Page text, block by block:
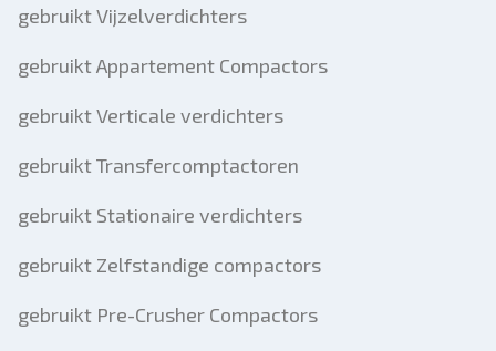
gebruikt Vijzelverdichters
gebruikt Appartement Compactors
gebruikt Verticale verdichters
gebruikt Transfercomptactoren
gebruikt Stationaire verdichters
gebruikt Zelfstandige compactors
gebruikt Pre-Crusher Compactors